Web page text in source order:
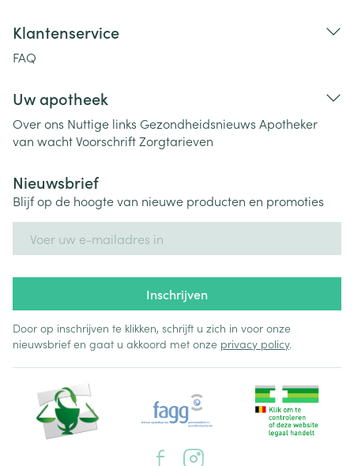
Klantenservice
FAQ
Uw apotheek
Over ons Nuttige links Gezondheidsnieuws Apotheker
van wachtVoorschriftZorgtarieven
Nieuwsbrief
Blijf op de hoogte van nieuwe producten en promoties
Inschrijven
Door op inschrijven te klikken, schrijft u zich in voor onze
nieuwsbrief en gaat u akkoord met onze privacy policy.